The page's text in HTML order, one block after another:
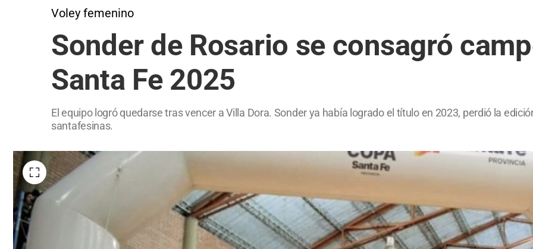
Voley femenino
Sonder de Rosario se consagró
Santa Fe 2025
El equipo logró quedarse tras vencer a Villa Dora. Sonder ya había logrado el título en 2023, perdió la
santafesinas.